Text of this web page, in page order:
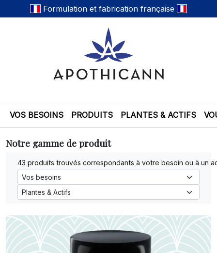
Formulation et fabrication française
VOS BESOINS PRODUITS PLANTES & ACTIFS
Notre gamme de produit
43 produits trouvés correspondants à votre besoin ou à un